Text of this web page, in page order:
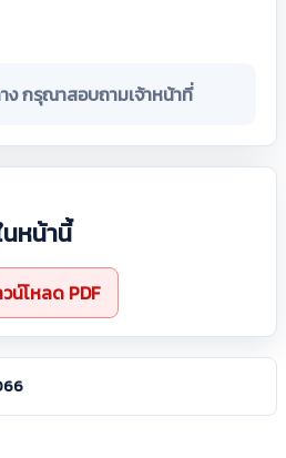
ง กรุณาสอบถามเจ้าหน้าที่
นหน้านี้
น์โหลด PDF